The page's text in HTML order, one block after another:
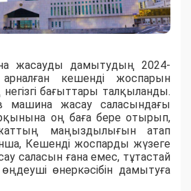
жасауды дамытудың 2024-
кешенді жоспарын
бағыттары талқыланды.
машина жасау саласындағы
оң баға бере отырып,
маңыздылығын атап
Кешенді жоспарды жүзеге
саласын ғана емес, тұтастай
өңдеуші өнеркәсібін дамытуға